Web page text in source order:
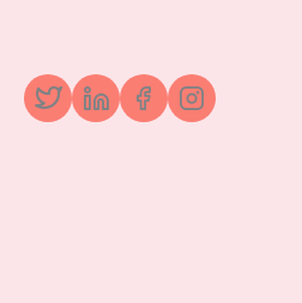
TwitterLinkedInFacebook